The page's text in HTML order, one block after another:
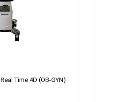
Real Time 4D (OB-GYN)